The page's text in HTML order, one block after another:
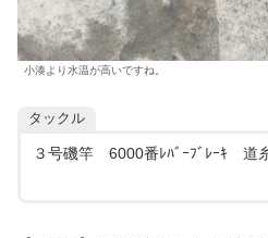
小湊より水温が高いですね。
タックル
３号磯竿 6000番ﾚﾊﾞｰﾌﾞﾚｰｷ 道